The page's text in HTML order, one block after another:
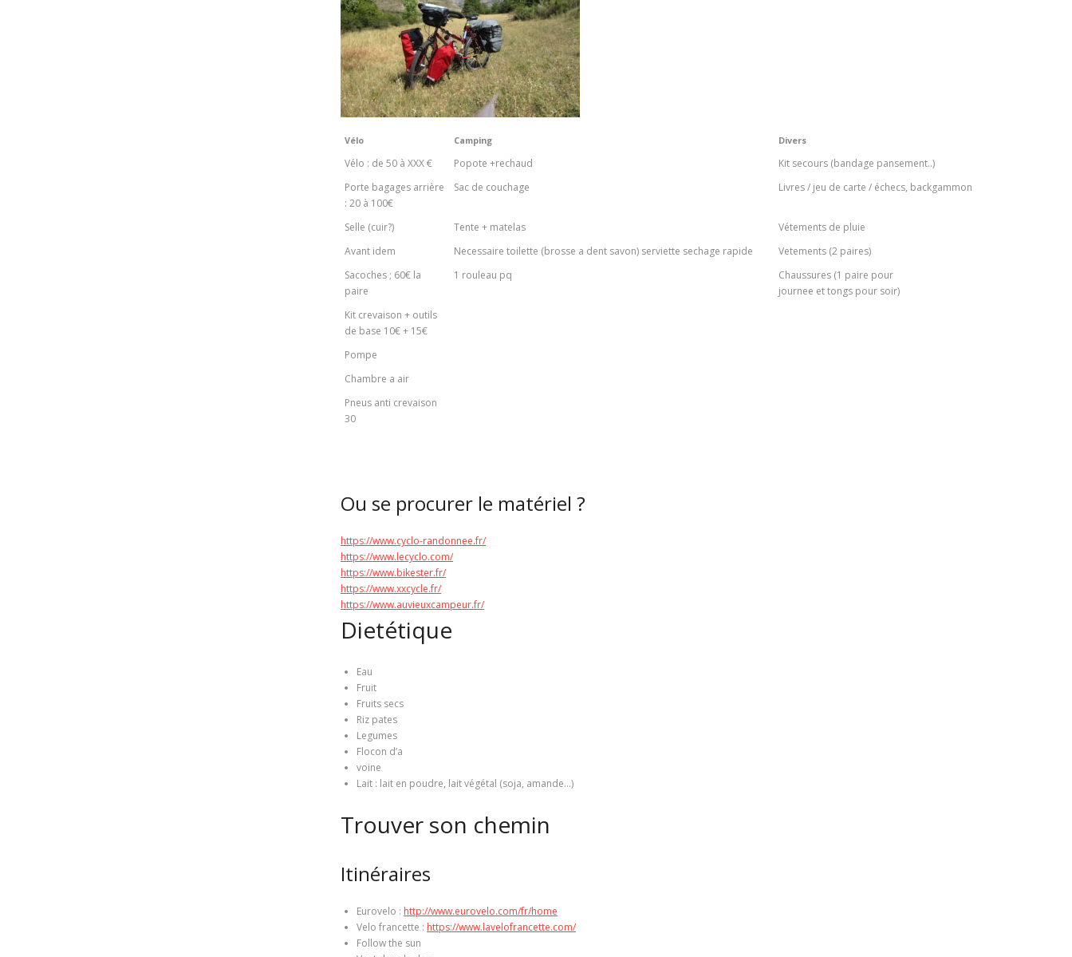
Vélo Camping Divers
Vélo : de 50 à XXX € Popote +rechaud
Kit secours (bandage pansement..)
Porte bagages arrière
: 20 à 100€
Sac de couchage Livres / jeu de carte / échecs, backgammon
Selle (cuir?) Tente + matelas
Vétements de pluie
Avant idem
Necessaire toilette (brosse a dent savon) serviette sechage rapide
Vetements (2 paires)
Sacoches ; 60€ la
paire
1 rouleau pq
Chaussures (1 paire pour
journee et tongs pour soir)
Kit crevaison + outils
de base 10€ + 15€
Pompe
Chambre a air
Pneus anti crevaison
30
Ou se procurer le matériel ?
https://www.cyclo-randonnee.fr/
https://www.lecyclo.com/
https://www.bikester.fr/
https://www.xxcycle.fr/
https://www.auvieuxcampeur.fr/
Dietétique
Eau
Fruit
Fruits secs
Riz pates
Legumes
Flocon d’a
voine
Lait : lait en poudre, lait végétal (soja, amande…)
Trouver son chemin
Itinéraires
Eurovelo : http://www.eurovelo.com/fr/home
Velo francette : https://www.lavelofrancette.com/
Follow the sun